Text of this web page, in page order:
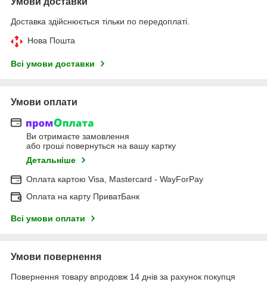
Доставка здійснюється тільки по передоплаті.
Нова Пошта
Всі умови доставки
Умови оплати
Ви отримаєте замовлення
або гроші повернуться на вашу картку
Детальніше
Оплата картою Visa, Mastercard - WayForPay
Оплата на карту ПриватБанк
Всі умови оплати
Умови повернення
Повернення товару впродовж 14 днів за рахунок покупця